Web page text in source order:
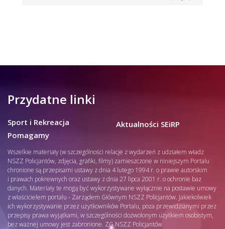
Przydatne linki
Sport i Rekreacja
Pomagamy
Aktualności SEiRP
Wszelkie materiały (w szczególności relacje z wydarzeń z udziałem władz
NSZZ Policjantów, zdjęcia, grafiki, filmy) zamieszczone w niniejszym Portalu
chronione są przepisami ustawy z dnia 4 lutego 1994 r. o prawie autorskim
i prawach pokrewnych oraz ustawy z dnia 27 lipca 2001 r. o ochronie baz
danych. Materiały te mogą być wykorzystywane wyłącznie na postawie umowy
z właścicielem portalu - Zarządem Głównym NSZZ Policjantów. Jakiekolwiek
ich wykorzystywanie przez użytkowników Portalu, poza przewidzianymi przez
przepisy prawa wyjątkami, w szczególności dozwolonym użytkiem osobistym,
bez ważnej umowy jest zabronione. ZG NSZZ Policjantów